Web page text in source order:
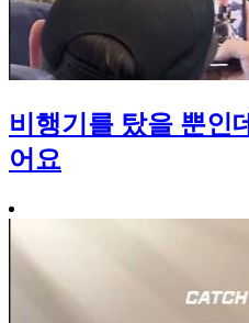
비행기를 탔을 뿐인
어요